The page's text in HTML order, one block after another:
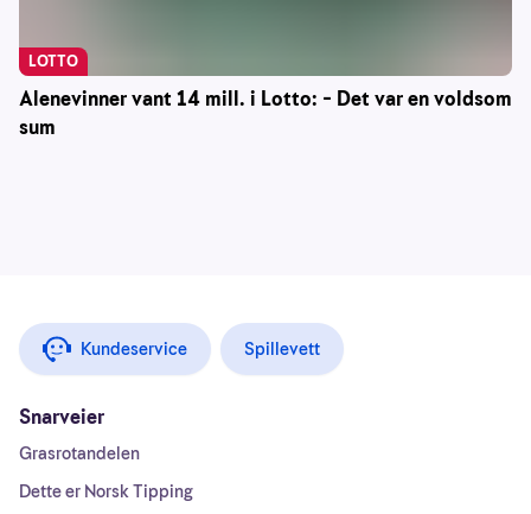
Alenevinner vant 14 mill. i Lotto: – Det var en voldsom
sum
LOTTO
Kundeservice Spillevett
Snarveier
Grasrotandelen
Dette er Norsk Tipping